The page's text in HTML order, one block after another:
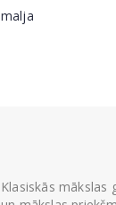
Klasiskās mākslas